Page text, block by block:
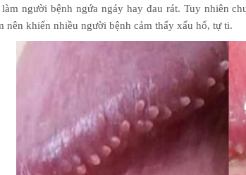
người bệnh ngứa ngáy hay đau rát. Tuy nhiên
nên khiến nhiều người bệnh cảm thấy xấu hổ, tự ti.